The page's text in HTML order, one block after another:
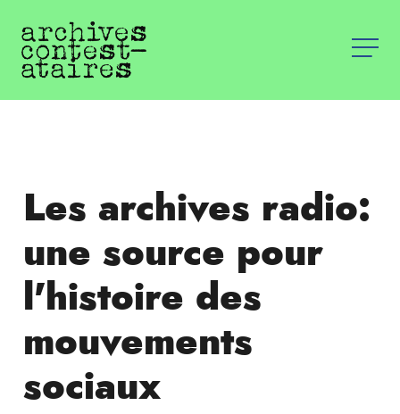
Les archives radio:
une source pour
l'histoire des
mouvements
sociaux